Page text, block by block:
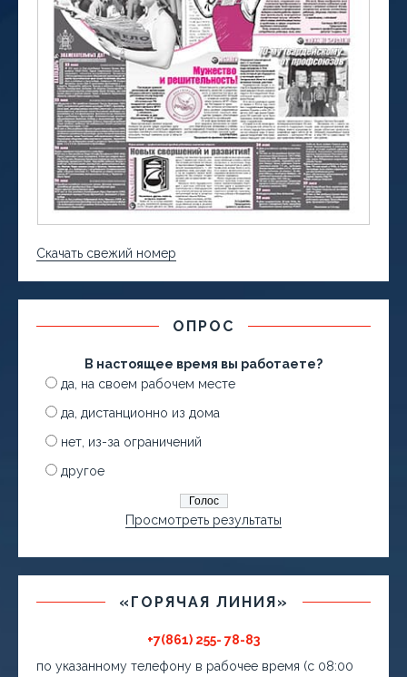
Скачать свежий номер
ОПРОС
В настоящее время вы работаете?
да, на своем рабочем месте
да, дистанционно из дома
нет, из-за ограничений
другое
Просмотреть результаты
«ГОРЯЧАЯ ЛИНИЯ»
+7(861) 255- 78-83
по указанному телефону в рабочее время (с 08:00